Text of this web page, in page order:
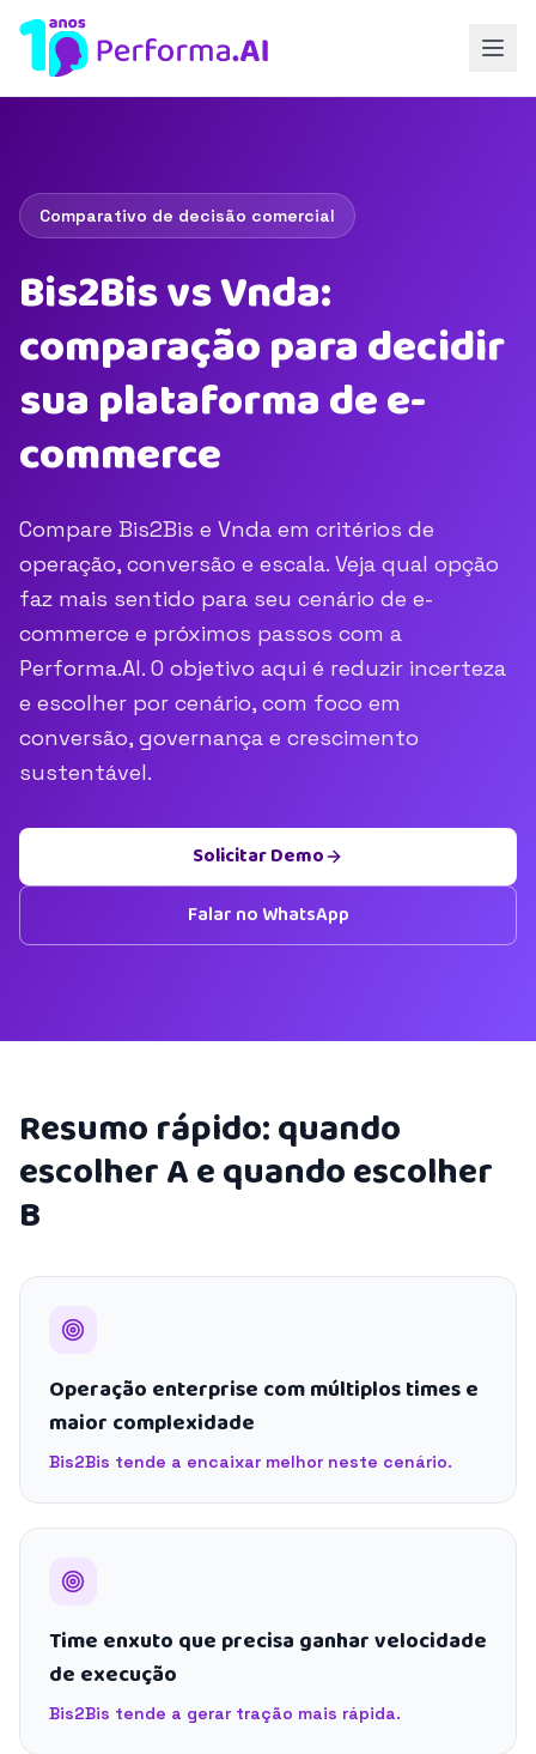
Comparativo de decisão comercial
Bis2Bis vs Vnda:
comparação para decidir
sua plataforma de e-
commerce
Compare Bis2Bis e Vnda em critérios de
operação, conversão e escala. Veja qual opção
faz mais sentido para seu cenário de e-
commerce e próximos passos com a
Performa.AI. O objetivo aqui é reduzir incerteza
e escolher por cenário, com foco em
conversão, governança e crescimento
sustentável.
Solicitar Demo
Falar no WhatsApp
Resumo rápido: quando
escolher A e quando escolher
B
Operação enterprise com múltiplos times e
maior complexidade
Bis2Bis tende a encaixar melhor neste cenário.
Time enxuto que precisa ganhar velocidade
de execução
Bis2Bis tende a gerar tração mais rápida.